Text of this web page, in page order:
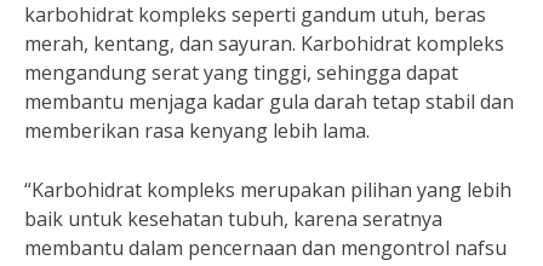
karbohidrat kompleks seperti gandum utuh, beras
merah, kentang, dan sayuran. Karbohidrat kompleks
mengandung serat yang tinggi, sehingga dapat
membantu menjaga kadar gula darah tetap stabil dan
memberikan rasa kenyang lebih lama.
“Karbohidrat kompleks merupakan pilihan yang lebih
baik untuk kesehatan tubuh, karena seratnya
membantu dalam pencernaan dan mengontrol nafsu